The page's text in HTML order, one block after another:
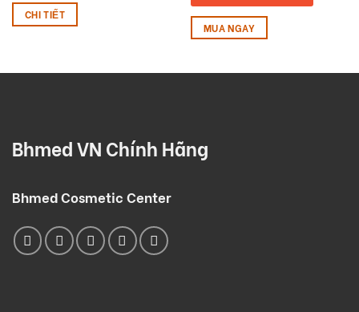
CHI TIẾT
MUA NGAY
Bhmed VN Chính Hãng
Bhmed Cosmetic Center